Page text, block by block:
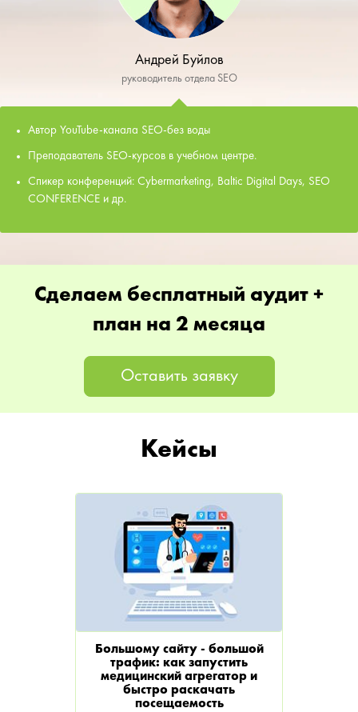
Андрей Буйлов
руководитель отдела SEO
Автор YouTube-канала SEO-без воды
Преподаватель SEO-курсов в учебном центре.
Спикер конференций: Cybermarketing, Baltic Digital Days, SEO
CONFERENCE и др.
Сделаем бесплатный аудит +
план на 2 месяца
Оставить заявку
Кейсы
Большому сайту - большой
трафик: как запустить
медицинский агрегатор и
быстро раскачать
посещаемость